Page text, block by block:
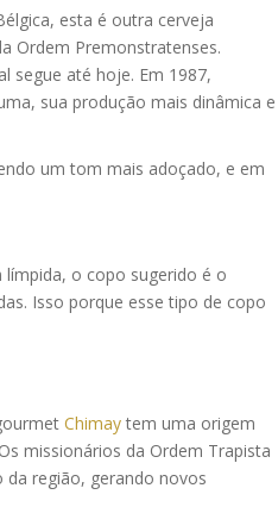
esta é outra cerveja
Ordem Premonstratenses.
segue até hoje. Em 1987,
sua produção mais dinâmica e
um tom mais adoçado, e em
o copo sugerido é o
Isso porque esse tipo de copo
Chimay tem uma origem
missionários da Ordem Trapista
região, gerando novos